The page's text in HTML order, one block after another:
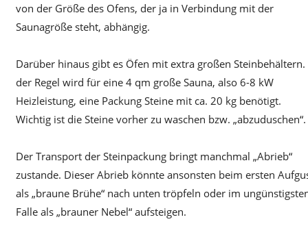
von der Größe des Ofens, der ja in Verbindung mit der
Saunagröße steht, abhängig.
Darüber hinaus gibt es Öfen mit extra großen Steinbehältern.
der Regel wird für eine 4 qm große Sauna, also 6-8 kW
Heizleistung, eine Packung Steine mit ca. 20 kg benötigt.
Wichtig ist die Steine vorher zu waschen bzw. „abzuduschen“.
Der Transport der Steinpackung bringt manchmal „Abrieb“
zustande. Dieser Abrieb könnte ansonsten beim ersten
als „braune Brühe“ nach unten tröpfeln oder im
Falle als „brauner Nebel“ aufsteigen.